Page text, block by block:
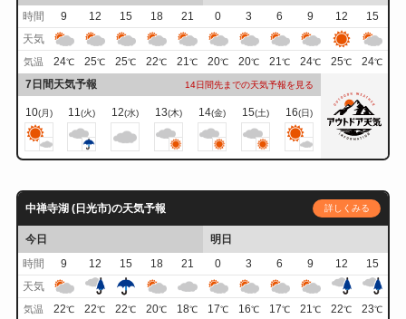
時間
9 12 15 18 21 0 3 6 9 12
15
天気
気温 24℃ 25℃ 25℃ 22℃ 21℃ 20℃ 20℃ 21℃ 24℃ 25℃ 24℃
7日間天気予報 14日間先までの天気予報を見る
10(月) 11(火) 12(水) 13(木) 14(金) 15(土) 16(日)
中禅寺湖 (日光市)の天気予報 詳しくみる
今日
明日
時間
9 12 15 18 21 0 3 6 9 12
15
天気
気温 22℃ 22℃ 22℃ 20℃ 18℃ 17℃ 16℃ 17℃ 21℃ 22℃ 23℃